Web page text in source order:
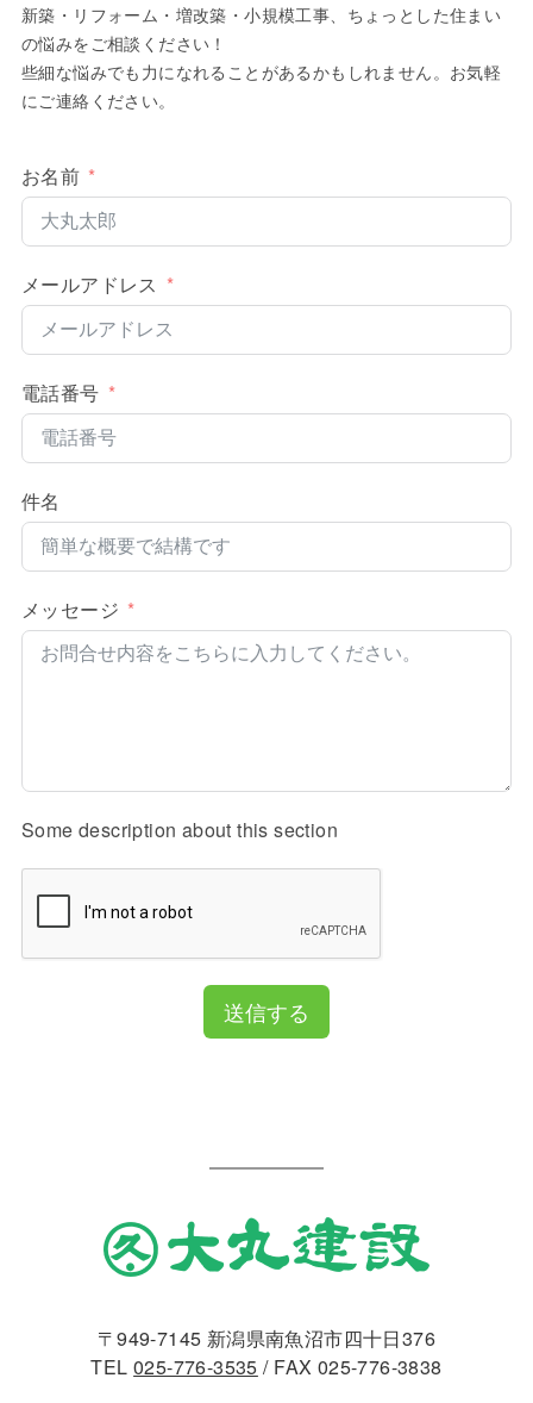
新築・リフォーム・増改築・小規模工事、ちょっとした住まい
の悩みをご相談ください！
些細な悩みでも力になれることがあるかもしれません。お気軽
にご連絡ください。
お名前
メールアドレス
電話番号
件名
メッセージ
Some description about this section
送信する
〒949-7145 新潟県南魚沼市四十日376
TEL025-776-3535 / FAX 025-776-3838